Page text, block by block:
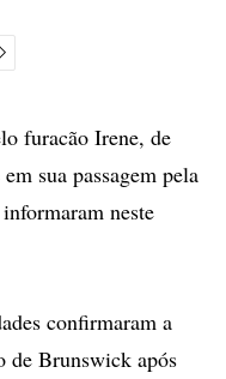
furacão Irene, de
sua passagem pela
neste
confirmaram a
de Brunswick após